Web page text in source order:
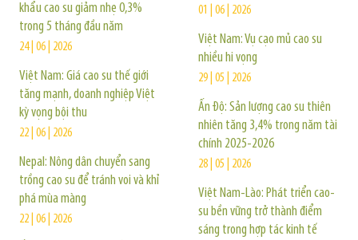
khẩu cao su giảm nhẹ 0,3%
trong 5 tháng đầu năm
24 | 06 | 2026
Việt Nam: Giá cao su thế giới
tăng mạnh, doanh nghiệp Việt
kỳ vọng bội thu
22 | 06 | 2026
Nepal: Nông dân chuyển sang
trồng cao su để tránh voi và khỉ
phá mùa màng
22 | 06 | 2026
01 | 06 | 2026
Việt Nam: Vụ cạo mủ cao su
nhiều hi vọng
29 | 05 | 2026
Ấn Độ: Sản lượng cao su thiên
nhiên tăng 3,4% trong năm tài
chính 2025-2026
28 | 05 | 2026
Việt Nam-Lào: Phát triển cao-
su bền vững trở thành điểm
sáng trong hợp tác kinh tế